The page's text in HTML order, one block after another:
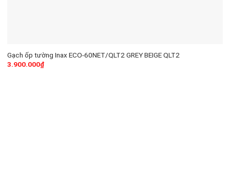
Gạch ốp tường Inax ECO-60NET/QLT2 GREY BEIGE QLT2
3.900.000₫